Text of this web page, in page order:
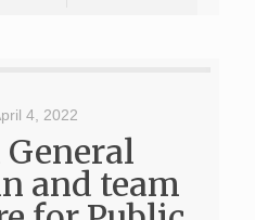
4, 2022
General
and team